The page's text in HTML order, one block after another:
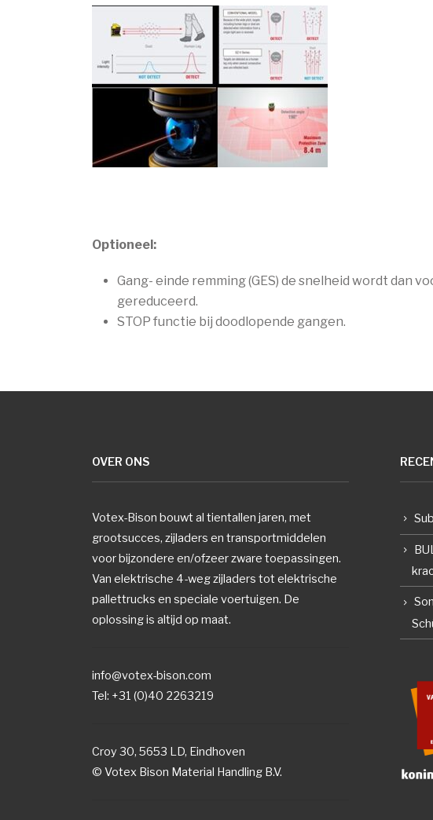
Optioneel:
Gang- einde remming (GES) de snelheid wordt dan
gereduceerd.
STOP functie bij doodlopende gangen.
OVER ONS
Votex-Bison bouwt al tientallen jaren, met
grootsucces, zijladers en transportmiddelen
voor bijzondere en/ofzeer zware toepassingen.
Van elektrische 4-weg zijladers tot elektrische
pallettrucks en speciale voertuigen. De
oplossing is altijd op maat.
info@votex-bison.com
Tel: +31 (0)40 2263219
Croy 30, 5653 LD, Eindhoven
© Votex Bison Material Handling B.V.